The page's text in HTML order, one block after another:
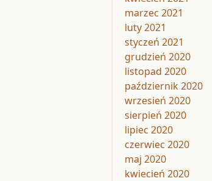
marzec 2021
luty 2021
styczeń 2021
grudzień 2020
listopad 2020
październik 2020
wrzesień 2020
sierpień 2020
lipiec 2020
czerwiec 2020
maj 2020
kwiecień 2020